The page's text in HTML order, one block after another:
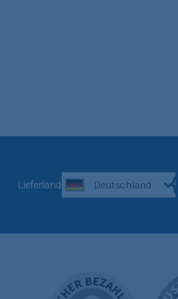
Lieferland